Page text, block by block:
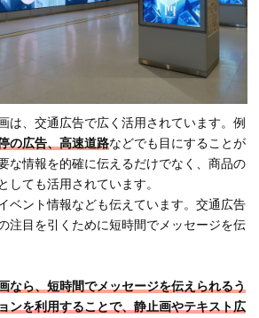
は、交通広告で広く活用されています。例
の広告、高速道路などでも目にすることが
な情報を的確に伝えるだけでなく、商品の
しても活用されています。
ベント情報なども伝えています。交通広告
注目を引くために短時間でメッセージを伝
なら、短時間でメッセージを伝えられるう
ンを利用することで、静止画やテキスト広